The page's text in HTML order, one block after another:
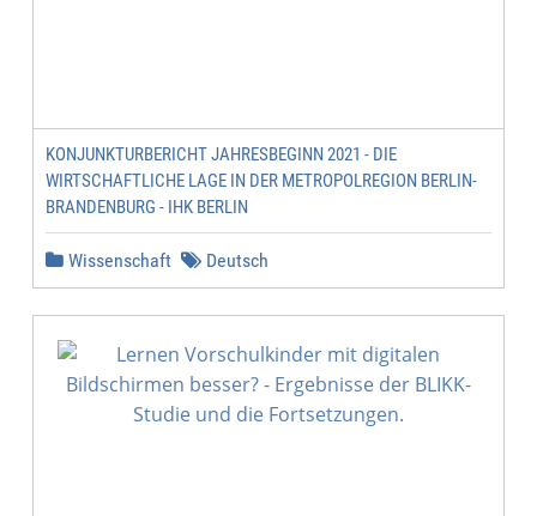
KONJUNKTURBERICHT JAHRESBEGINN 2021 - DIE
WIRTSCHAFTLICHE LAGE IN DER METROPOLREGION BERLIN-
BRANDENBURG - IHK BERLIN
Wissenschaft Deutsch